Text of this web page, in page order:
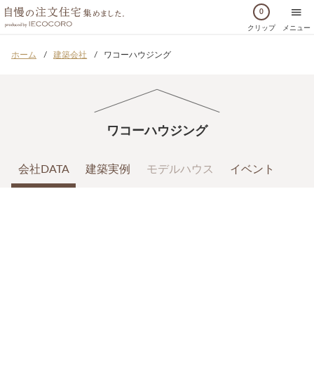
0
クリップ メニュー
ホーム 建築会社 ワコーハウジング
ワコーハウジング
会社DATA 建築実例 モデルハウス イベント